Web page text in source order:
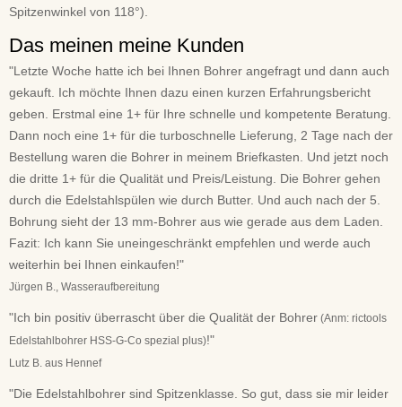
Spitzenwinkel von 118°).
Das meinen meine Kunden
"Letzte Woche hatte ich bei Ihnen Bohrer angefragt und dann auch
gekauft. Ich möchte Ihnen dazu einen kurzen Erfahrungsbericht
geben. Erstmal eine 1+ für Ihre schnelle und kompetente Beratung.
Dann noch eine 1+ für die turboschnelle Lieferung, 2 Tage nach der
Bestellung waren die Bohrer in meinem Briefkasten. Und jetzt noch
die dritte 1+ für die Qualität und Preis/Leistung. Die Bohrer gehen
durch die Edelstahlspülen wie durch Butter. Und auch nach der 5.
Bohrung sieht der 13 mm-Bohrer aus wie gerade aus dem Laden.
Fazit: Ich kann Sie uneingeschränkt empfehlen und werde auch
weiterhin bei Ihnen einkaufen!"
Jürgen B., Wasseraufbereitung
"Ich bin positiv überrascht über die Qualität der Bohrer (Anm: rictools
Edelstahlbohrer HSS-G-Co spezial plus)!"
Lutz B. aus Hennef
"Die Edelstahlbohrer sind Spitzenklasse. So gut, dass sie mir leider